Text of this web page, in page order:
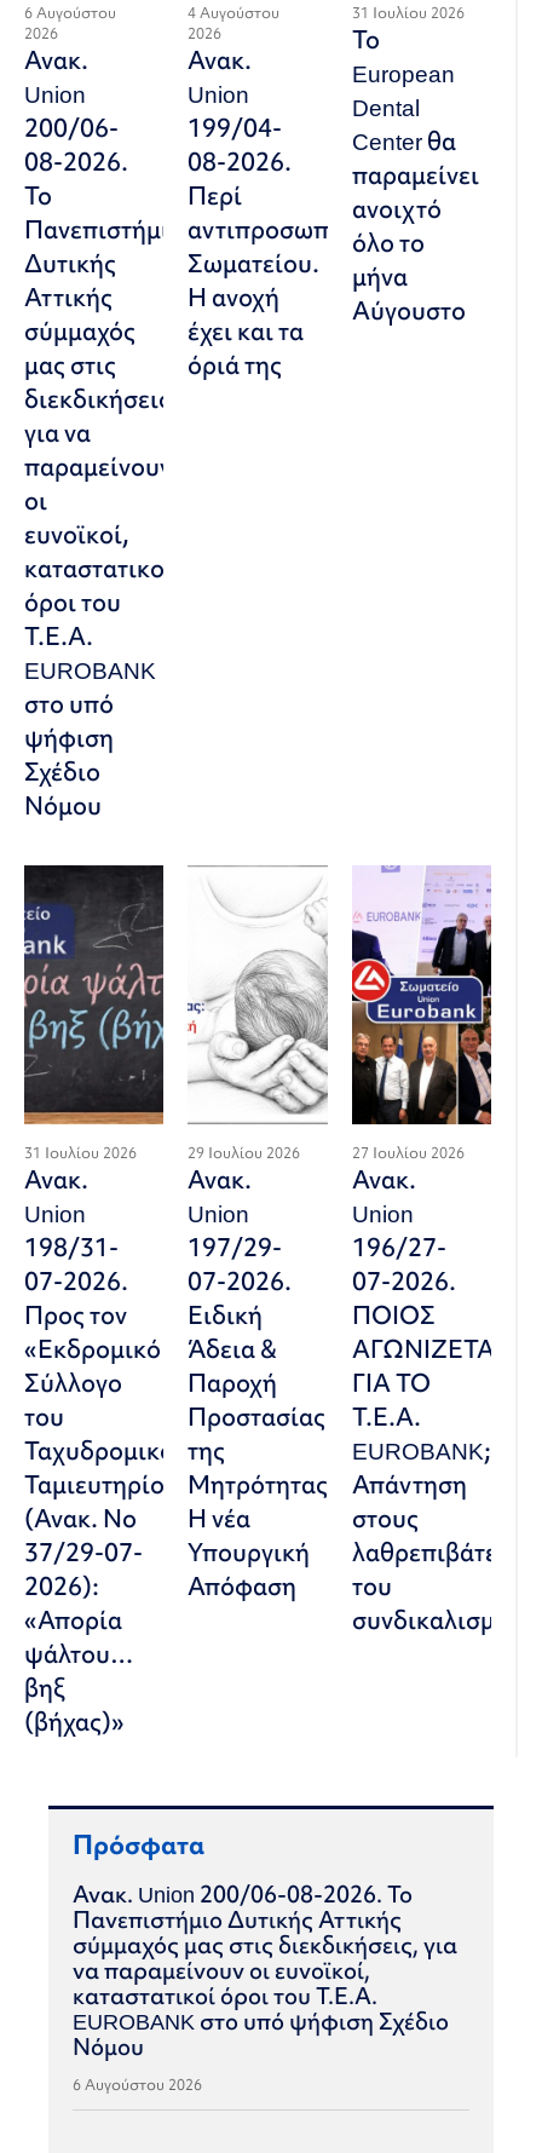
6 Αυγούστου
2026
Ανακ.
Union
200/06-
08-2026.
Το
Πανεπιστήμιο
Δυτικής
Αττικής
σύμμαχός
μας στις
διεκδικήσεις,
για να
παραμείνουν
οι
ευνοϊκοί,
καταστατικοί
όροι του
Τ.Ε.Α.
EUROBANK
στο υπό
ψήφιση
Σχέδιο
Νόμου
4 Αυγούστου
2026
Ανακ.
Union
199/04-
08-2026.
Περί
αντιπροσωπευτικού
Σωματείου.
Η ανοχή
έχει και τα
όριά της
31 Ιουλίου 2026
Το
European
Dental
Center θα
παραμείνει
ανοιχτό
όλο το
μήνα
Αύγουστο
31 Ιουλίου 2026
Ανακ.
Union
198/31-
07-2026.
Προς τον
«Εκδρομικό
Σύλλογο
του
Ταχυδρομικού
Ταμιευτηρίου»
(Ανακ. Νο
37/29-07-
2026):
«Απορία
ψάλτου…
βηξ
(βήχας)»
29 Ιουλίου 2026
Ανακ.
Union
197/29-
07-2026.
Ειδική
Άδεια &
Παροχή
Προστασίας
της
Μητρότητας:
Η νέα
Υπουργική
Απόφαση
27 Ιουλίου 2026
Ανακ.
Union
196/27-
07-2026.
ΠΟΙΟΣ
ΑΓΩΝΙΖΕΤΑΙ
ΓΙΑ ΤΟ
Τ.Ε.Α.
EUROBANK;
Απάντηση
στους
λαθρεπιβάτες
του
συνδικαλισμού
Πρόσφατα
Ανακ. Union 200/06-08-2026. Το
Πανεπιστήμιο Δυτικής Αττικής
σύμμαχός μας στις διεκδικήσεις, για
να παραμείνουν οι ευνοϊκοί,
καταστατικοί όροι του Τ.Ε.Α.
EUROBANK στο υπό ψήφιση Σχέδιο
Νόμου
6 Αυγούστου 2026